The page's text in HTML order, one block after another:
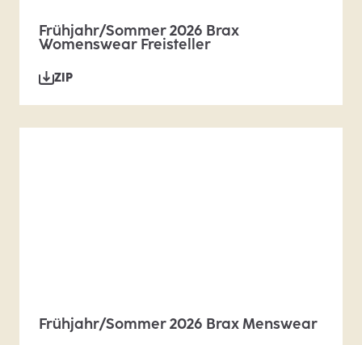
Frühjahr/Sommer 2026 Brax
Womenswear Freisteller
ZIP
Frühjahr/Sommer 2026 Brax Menswear